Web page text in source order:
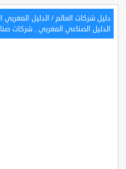
دليل شركات العالم / الدليل المغربي
الدليل الصناعي المغربي , شركات